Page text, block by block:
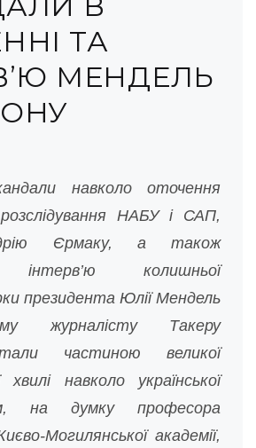
ТА
МЕНДЕЛЬ
навколо оточення
НАБУ і САП,
Єрмаку, а також
інтерв’ю колишньої
президента Юлії Мендель
журналісту Такеру
частиною великої
хвилі навколо української
на думку професора
Могилянської академії,